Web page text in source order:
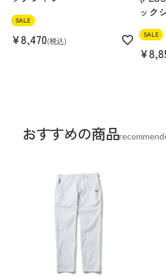
SALE
¥8,470 税込
ック
SALE
¥
おすすめの商品